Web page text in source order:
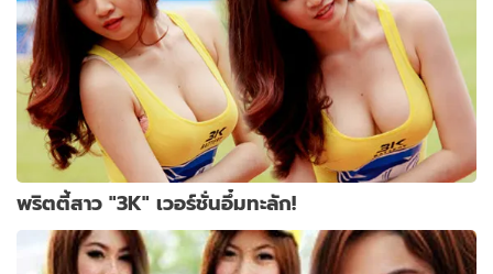
พริตตี้สาว "3K" เวอร์ชั่นอึ๋มทะลัก!